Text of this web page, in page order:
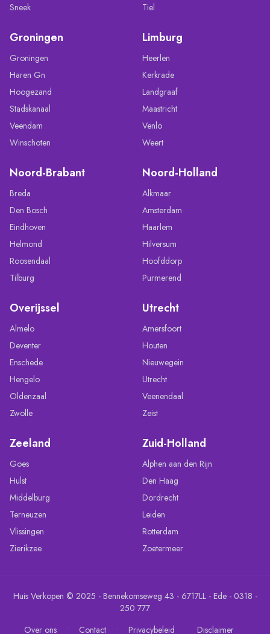
Sneek
Tiel
Groningen
Groningen
Haren Gn
Hoogezand
Stadskanaal
Veendam
Winschoten
Limburg
Heerlen
Kerkrade
Landgraaf
Maastricht
Venlo
Weert
Noord-Brabant
Breda
Den Bosch
Eindhoven
Helmond
Roosendaal
Tilburg
Noord-Holland
Alkmaar
Amsterdam
Haarlem
Hilversum
Hoofddorp
Purmerend
Overijssel
Almelo
Deventer
Enschede
Hengelo
Oldenzaal
Zwolle
Utrecht
Amersfoort
Houten
Nieuwegein
Utrecht
Veenendaal
Zeist
Zeeland
Goes
Hulst
Middelburg
Terneuzen
Vlissingen
Zierikzee
Zuid-Holland
Alphen aan den Rijn
Den Haag
Dordrecht
Leiden
Rotterdam
Zoetermeer
Huis Verkopen © 2025 - Bennekomseweg 43 - 6717LL - Ede - 0318 -
250 777
Over ons
• Contact • Privacybeleid • Disclaimer •